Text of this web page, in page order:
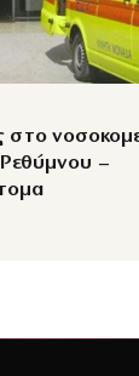
στο
Ρεθύμνου –